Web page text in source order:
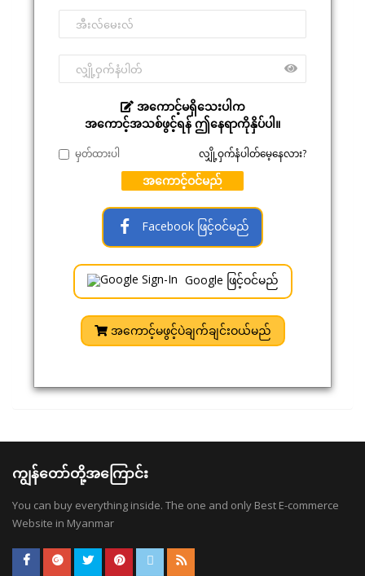
အကောင့်မရှိသေးပါက
အကောင့်အသစ်ဖွင့်ရန် ဤနေရာကိုနှိပ်ပါ။
မှတ်ထားပါ လျှို့ဝှက်နံပါတ်မေ့နေလား?
အကောင့်ဝင်မည်
Facebook ဖြင့်ဝင်မည်
Google ဖြင့်ဝင်မည်
အကောင့်မဖွင့်ပဲချက်ချင်းဝယ်မည်
ကျွန်တော်တို့အကြောင်း
You can buy everything inside. The one and only Best E-commerce
Website in Myanmar